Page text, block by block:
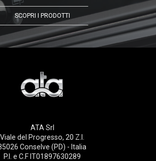
SCOPRI I PRODOTTI
ATA Srl
Viale del Progresso, 20 Z.I.
Conselve (PD) - Italia
P.I. e C.F IT01897630289